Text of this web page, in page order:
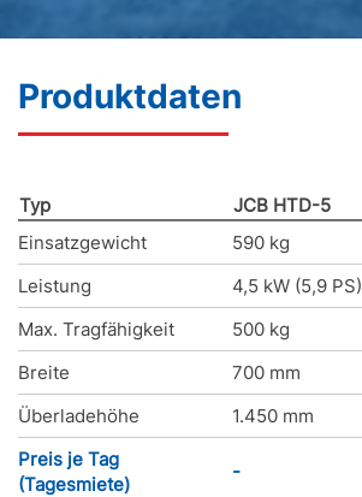
Produktdaten
Typ JCB HTD-5
Einsatzgewicht
590 kg
Leistung
4,5 kW (5,9 PS)
Max. Tragfähigkeit
500 kg
Breite
700 mm
Überladehöhe
1.450 mm
Preis je Tag
(Tagesmiete)
-